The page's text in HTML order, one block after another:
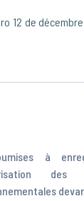
12 de
à
des